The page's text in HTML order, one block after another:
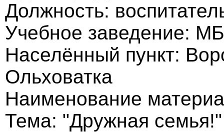
Должность:
Учебное заведение:
Населённый пункт:
Ольховатка
Наименование
Тема: "Дружная семья!"